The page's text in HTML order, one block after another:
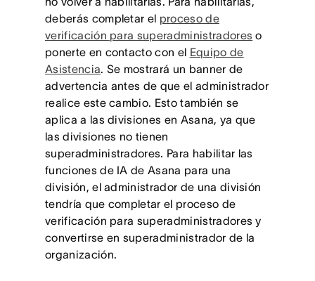
deberás completar el proceso de
verificación para superadministradores o
ponerte en contacto con el Equipo de
Asistencia. Se mostrará un banner de
advertencia antes de que el administrador
realice este cambio. Esto también se
aplica a las divisiones en Asana, ya que
las divisiones no tienen
superadministradores. Para habilitar las
funciones de IA de Asana para una
división, el administrador de una división
tendría que completar el proceso de
verificación para superadministradores y
convertirse en superadministrador de la
organización.